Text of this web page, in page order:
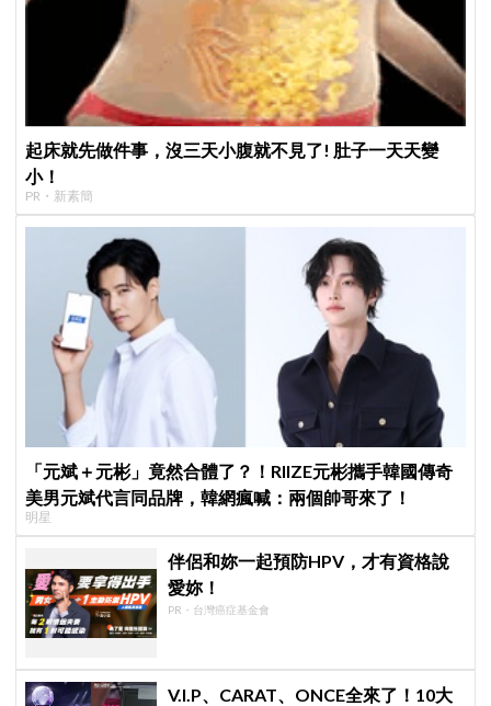
起床就先做件事，沒三天小腹就不見了! 肚子一天天變
小！
PR・新素簡
「元斌＋元彬」竟然合體了？！RIIZE元彬攜手韓國傳奇
美男元斌代言同品牌，韓網瘋喊：兩個帥哥來了！
明星
伴侶和妳一起預防HPV，才有資格說
愛妳！
PR・台灣癌症基金會
V.I.P、CARAT、ONCE全來了！10大